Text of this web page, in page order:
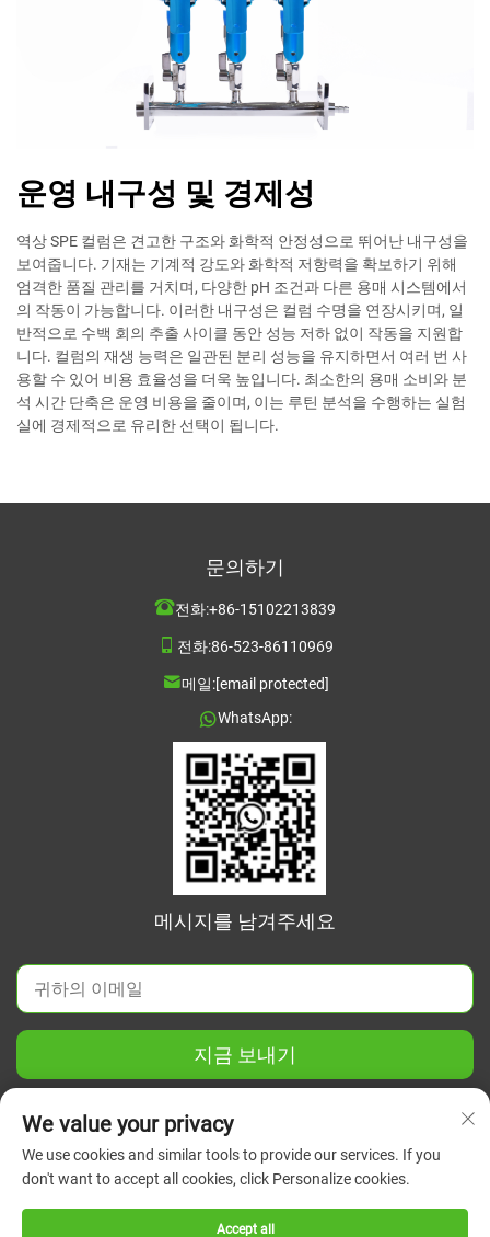
운영 내구성 및 경제성
역상 SPE 컬럼은 견고한 구조와 화학적 안정성으로 뛰어난 내구성을
보여줍니다. 기재는 기계적 강도와 화학적 저항력을 확보하기 위해
엄격한 품질 관리를 거치며, 다양한 pH 조건과 다른 용매 시스템에서
의 작동이 가능합니다. 이러한 내구성은 컬럼 수명을 연장시키며, 일
반적으로 수백 회의 추출 사이클 동안 성능 저하 없이 작동을 지원합
니다. 컬럼의 재생 능력은 일관된 분리 성능을 유지하면서 여러 번 사
용할 수 있어 비용 효율성을 더욱 높입니다. 최소한의 용매 소비와 분
석 시간 단축은 운영 비용을 줄이며, 이는 루틴 분석을 수행하는 실험
실에 경제적으로 유리한 선택이 됩니다.
문의하기
전화:+86-15102213839
전화:86-523-86110969
메일:[email protected]
WhatsApp:
메시지를 남겨주세요
지금 보내기
든 권리 보유.
개인정보 보호정책
We value your privacy
We use cookies and similar tools to provide our services. If you
don't want to accept all cookies, click Personalize cookies.
Accept all